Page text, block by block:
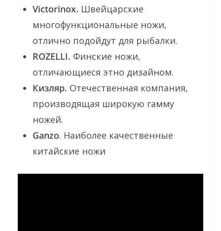
Victorinox. Швейцарские
многофункциональные ножи,
отлично подойдут для рыбалки.
ROZELLI. Финские ножи,
отличающиеся этно дизайном.
Кизляр. Отечественная компания,
производящая широкую гамму
ножей.
Ganzo. Наиболее качественные
китайские ножи